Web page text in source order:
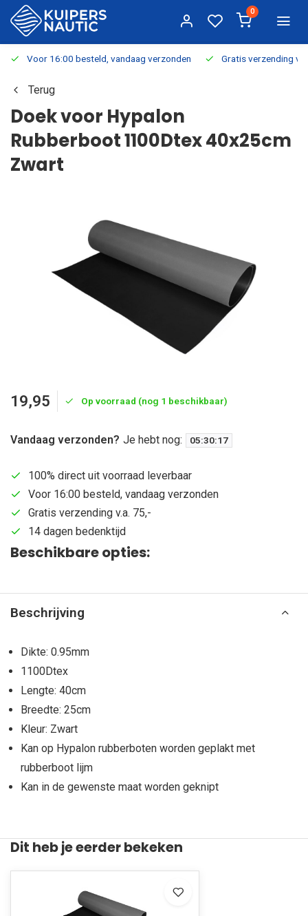
0
Voor 16:00 besteld, vandaag verzonden Gratis verzending
Terug
Doek voor Hypalon
Rubberboot 1100Dtex 40x25cm
Zwart
19,95 Op voorraad (nog 1 beschikbaar)
Vandaag verzonden? Je hebt nog: 05:30:16
100% direct uit voorraad leverbaar
Voor 16:00 besteld, vandaag verzonden
Gratis verzending v.a. 75,-
14 dagen bedenktijd
Beschikbare opties:
Beschrijving
Dikte: 0.95mm
1100Dtex
Lengte: 40cm
Breedte: 25cm
Kleur: Zwart
Kan op Hypalon rubberboten worden geplakt met
rubberboot lijm
Kan in de gewenste maat worden geknipt
Dit heb je eerder bekeken